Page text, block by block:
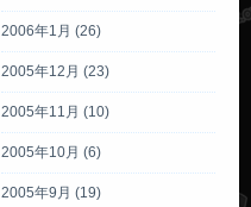
2006年1月 (26)
2005年12月 (23)
2005年11月 (10)
2005年10月 (6)
2005年9月 (19)